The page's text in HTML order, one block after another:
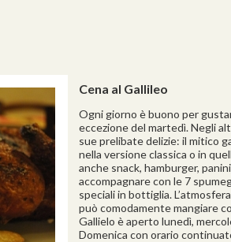
Cena al Gallileo
Ogni giorno è buono per
eccezione del martedì. Negli
sue prelibate delizie: il mitico
nella versione classica o in
anche snack, hamburger,
accompagnare con le 7
speciali in bottiglia.
può comodamente mangiare
Gallielo è aperto lunedì,
Domenica con orario